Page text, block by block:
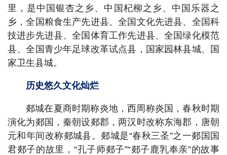
里，是中国银杏之乡、中国杞柳之乡、中国乐器之
乡，全国粮食生产先进县、全国文化先进县、全国科
技进步先进县、全国体育工作先进县、全国绿化模范
县、全国青少年足球改革试点县，国家园林县城、国
家卫生县城。
历史悠久文化灿烂
郯城在夏商时期称炎地，西周称炎国，春秋时期
演化为郯国，秦朝设郯郡，两汉时改称东海郡，唐朝
元和年间改称郯城县。郯城是“春秋三圣”之一郯国国
君郯子的故里，“孔子师郯子”“郯子鹿乳奉亲”的故事